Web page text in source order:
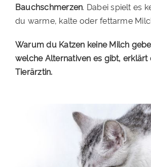
TIERHEIMTIERE
PATENSCHAFTEN
HELFER WERDEN
Bauchschmerzen. Dabei spielt es
du warme, kalte oder fettarme
Warum du Katzen keine Milch
welche Alternativen es gibt, erklärt
Tierärztin.